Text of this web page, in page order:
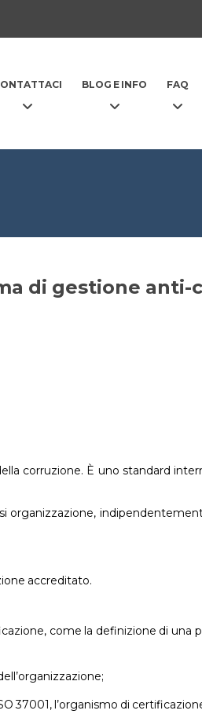
BLOG E INFO FAQ
di gestione anti-
corruzione. È uno standard
accreditato.
come la definizione di una
37001, l’organismo di